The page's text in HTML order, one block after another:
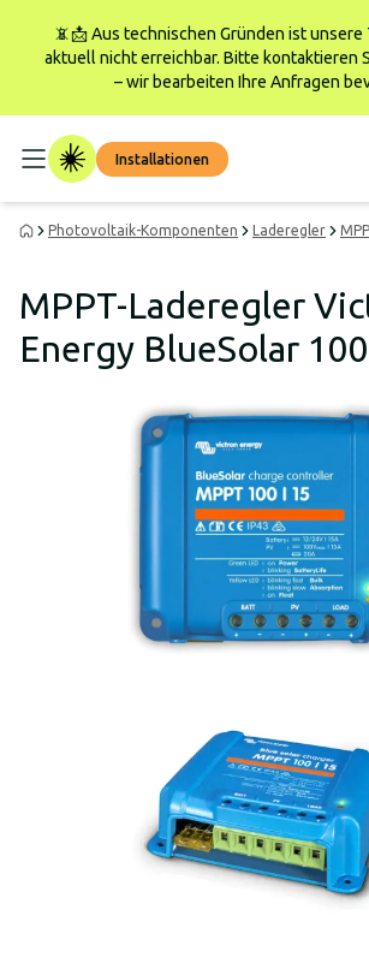
📵📩 Aus technischen Gründen ist
aktuell nicht erreichbar. Bitte kontaktieren
– wir bearbeiten Ihre Anfragen
Installationen
Photovoltaik-Komponenten Laderegler
MPPT-Laderegler
Energy BlueSolar